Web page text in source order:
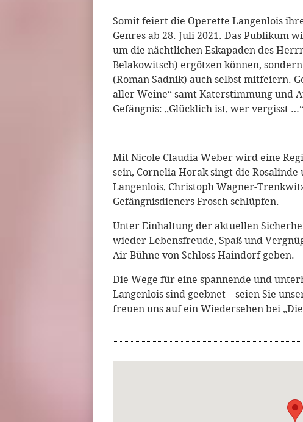
Somit feiert die Operette Langenlois
Genres ab 28. Juli 2021. Das Publikum
um die nächtlichen Eskapaden des
Belakowitsch) ergötzen können,
(Roman Sadnik) auch selbst mitfeiern.
aller Weine“ samt Katerstimmung und
Gefängnis: „Glücklich ist, wer vergisst
Mit Nicole Claudia Weber wird eine
sein, Cornelia Horak singt die
Langenlois, Christoph Wagner-
Gefängnisdieners Frosch schlüpfen.
Unter Einhaltung der aktuellen
wieder Lebensfreude, Spaß und
Air Bühne von Schloss Haindorf geben.
Die Wege für eine spannende und
Langenlois sind geebnet – seien Sie
freuen uns auf ein Wiedersehen bei